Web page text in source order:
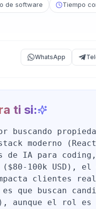
de software Tiempo
WhatsApp
ti si:
buscando
moderno
de IA para
100k USD), el
clientes
que buscan
aunque el rol